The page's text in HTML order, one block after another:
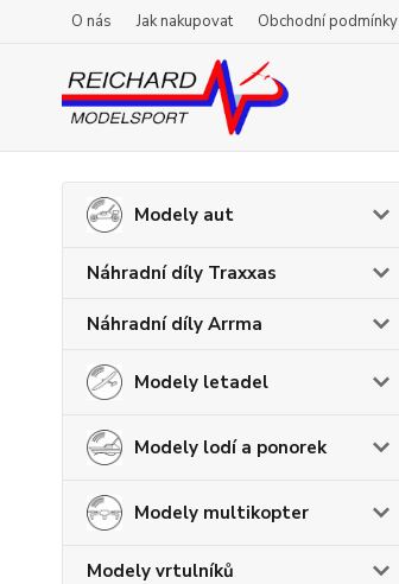
O nás Jak nakupovat Obchodní podmínky
Modely aut
Náhradní díly Traxxas
Náhradní díly Arrma
Modely letadel
Modely lodí a ponorek
Modely multikopter
Modely vrtulníků